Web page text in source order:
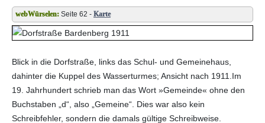
Seite 62 - Karte
Blick in die Dorfstraße, links das Schul- und Gemeinehaus,
dahinter die Kuppel des Wasserturmes; Ansicht nach 1911.Im
19. Jahrhundert schrieb man das Wort »Gemeinde« ohne den
Buchstaben „d“, also „Gemeine“. Dies war also kein
Schreibfehler, sondern die damals gültige Schreibweise.